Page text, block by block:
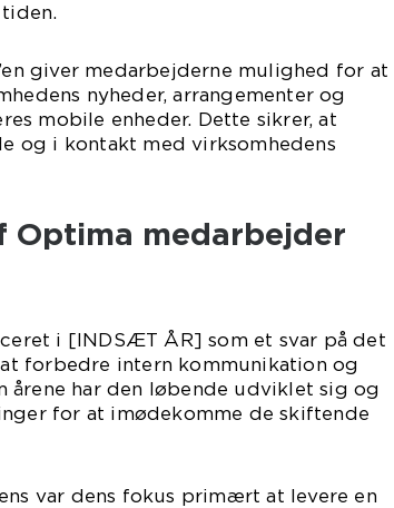
giver medarbejderne mulighed for at
nyheder, arrangementer og
mobile enheder. Dette sikrer, at
og i kontakt med virksomhedens
Optima medarbejder
i [INDSÆT ÅR] som et svar på det
forbedre intern kommunikation og
årene har den løbende udviklet sig og
for at imødekomme de skiftende
var dens fokus primært at levere en